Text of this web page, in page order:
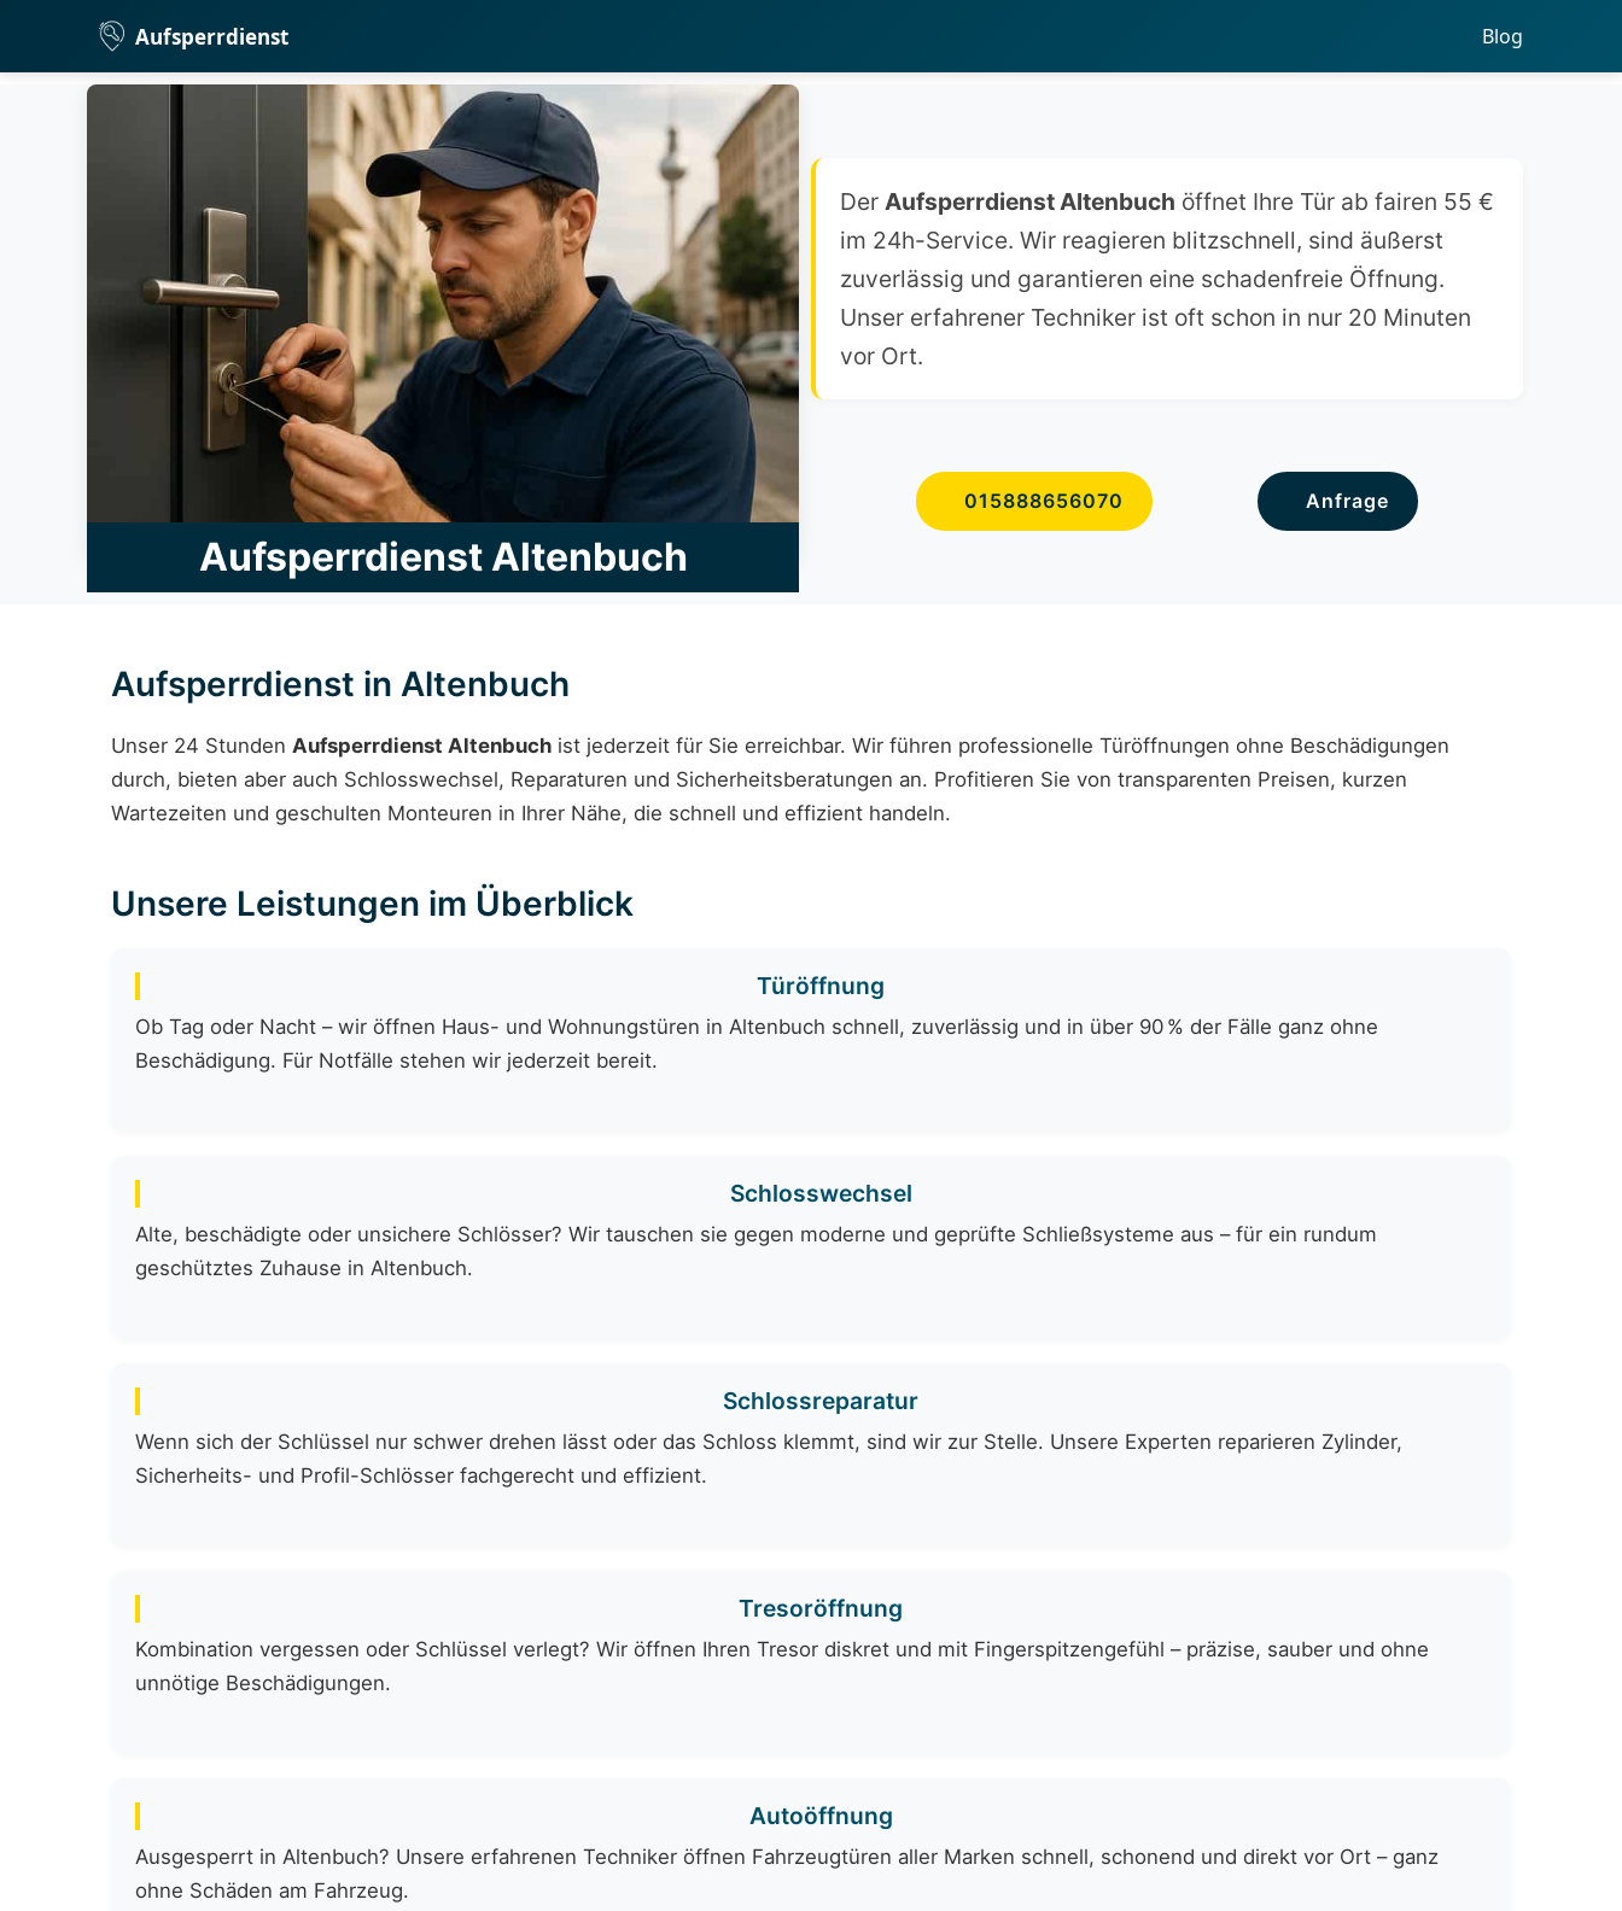
Aufsperrdienst Blog
Aufsperrdienst Altenbuch
Der Aufsperrdienst Altenbuch öffnet Ihre Tür ab fairen 55 €
im 24h-Service. Wir reagieren blitzschnell, sind äußerst
zuverlässig und garantieren eine schadenfreie Öffnung.
Unser erfahrener Techniker ist oft schon in nur 20 Minuten
vor Ort.
015888656070 Anfrage
Aufsperrdienst in Altenbuch
Unser 24 Stunden Aufsperrdienst Altenbuch ist jederzeit für Sie erreichbar. Wir führen professionelle Türöffnungen ohne Beschädigungen
durch, bieten aber auch Schlosswechsel, Reparaturen und Sicherheitsberatungen an. Profitieren Sie von transparenten Preisen, kurzen
Wartezeiten und geschulten Monteuren in Ihrer Nähe, die schnell und effizient handeln.
Unsere Leistungen im Überblick
Türöffnung
Ob Tag oder Nacht – wir öffnen Haus- und Wohnungstüren in Altenbuch schnell, zuverlässig und in über 90 % der Fälle ganz ohne
Beschädigung. Für Notfälle stehen wir jederzeit bereit.
Schlosswechsel
Alte, beschädigte oder unsichere Schlösser? Wir tauschen sie gegen moderne und geprüfte Schließsysteme aus – für ein rundum
geschütztes Zuhause in Altenbuch.
Schlossreparatur
Wenn sich der Schlüssel nur schwer drehen lässt oder das Schloss klemmt, sind wir zur Stelle. Unsere Experten reparieren Zylinder,
Sicherheits- und Profil-Schlösser fachgerecht und effizient.
Tresoröffnung
Kombination vergessen oder Schlüssel verlegt? Wir öffnen Ihren Tresor diskret und mit Fingerspitzengefühl – präzise, sauber und ohne
unnötige Beschädigungen.
Autoöffnung
Ausgesperrt in Altenbuch? Unsere erfahrenen Techniker öffnen Fahrzeugtüren aller Marken schnell, schonend und direkt vor Ort – ganz
ohne Schäden am Fahrzeug.